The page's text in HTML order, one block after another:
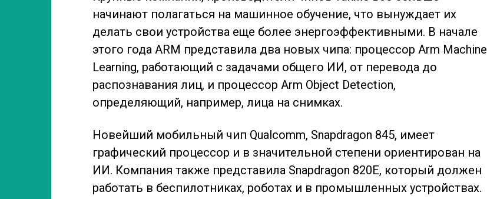
начинают полагаться на машинное обучение, что вынуждает их
делать свои устройства еще более энергоэффективными. В начале
этого года ARM представила два новых чипа: процессор Arm Machine
Learning, работающий с задачами общего ИИ, от перевода до
распознавания лиц, и процессор Arm Object Detection,
определяющий, например, лица на снимках.
Новейший мобильный чип Qualcomm, Snapdragon 845, имеет
графический процессор и в значительной степени ориентирован на
ИИ. Компания также представила Snapdragon 820E, который должен
работать в беспилотниках, роботах и в промышленных устройствах.